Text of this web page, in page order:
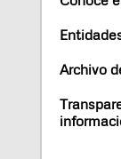
Archivo